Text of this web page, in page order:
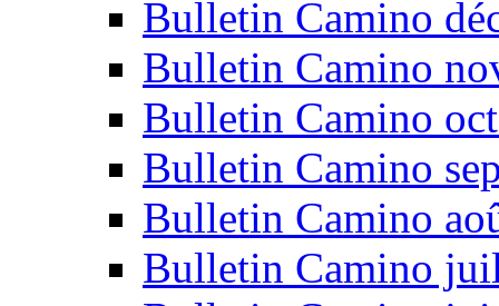
Bulletin Camino
Bulletin Camino
Bulletin Camino
Bulletin Camino
Bulletin Camino
Bulletin Camino